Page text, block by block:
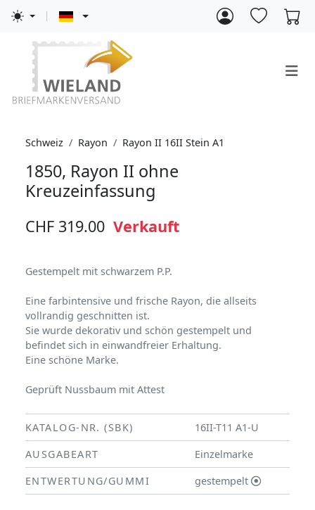
Schweiz Rayon Rayon II 16II Stein A1
1850, Rayon II ohne
Kreuzeinfassung
CHF 319.00 Verkauft
Gestempelt mit schwarzem P.P.
Eine farbintensive und frische Rayon, die allseits
vollrandig geschnitten ist.
Sie wurde dekorativ und schön gestempelt und
befindet sich in einwandfreier Erhaltung.
Eine schöne Marke.
Geprüft Nussbaum mit Attest
KATALOG-NR. (SBK)
16II-T11 A1-U
AUSGABEART
Einzelmarke
ENTWERTUNG/GUMMI
gestempelt